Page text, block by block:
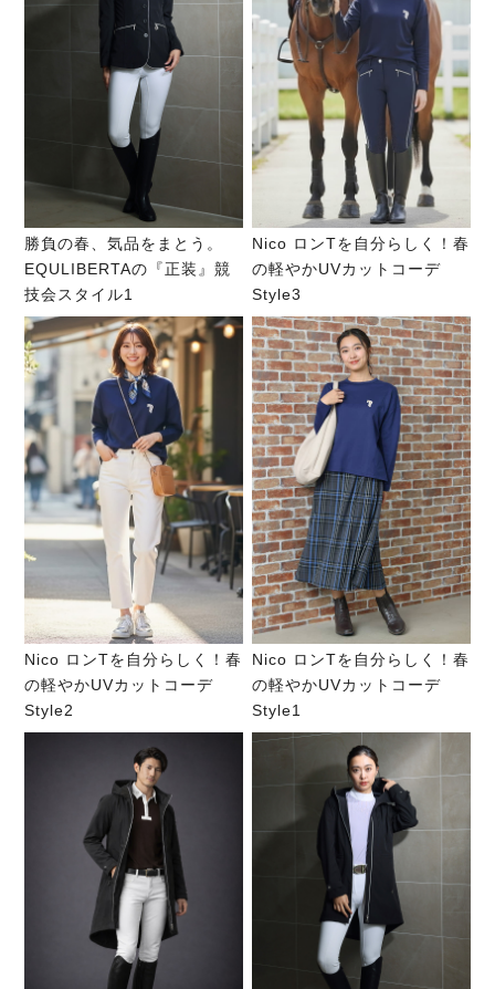
勝負の春、気品をまとう。
EQULIBERTAの『正装』競
技会スタイル1
Nico ロンTを自分らしく！春
の軽やかUVカットコーデ
Style3
Nico ロンTを自分らしく！春
の軽やかUVカットコーデ
Style2
Nico ロンTを自分らしく！春
の軽やかUVカットコーデ
Style1